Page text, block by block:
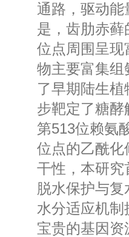
通路，驱动
是，齿肋赤
位点周围呈现
物主要富集组
了早期陆生
步靶定了糖
第513位赖氨
位点的乙酰化
干性，本研究
脱水保护与
水分适应机
宝贵的基因资